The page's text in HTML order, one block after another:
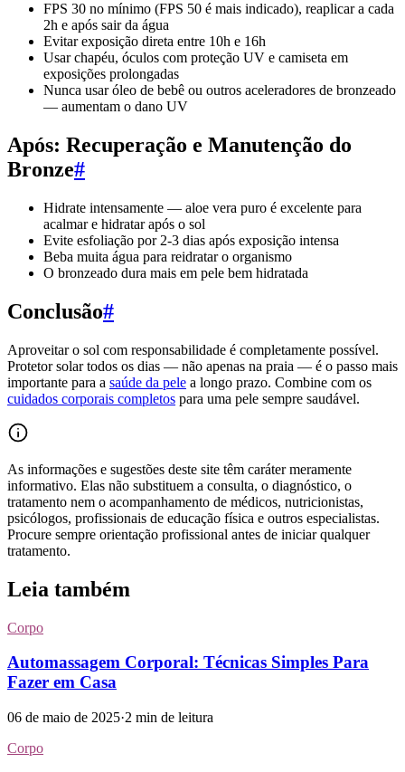
FPS 30 no mínimo (FPS 50 é mais indicado), reaplicar a cada
2h e após sair da água
Evitar exposição direta entre 10h e 16h
Usar chapéu, óculos com proteção UV e camiseta em
exposições prolongadas
Nunca usar óleo de bebê ou outros aceleradores de bronzeado
— aumentam o dano UV
Após: Recuperação e Manutenção do
Bronze#
Hidrate intensamente — aloe vera puro é excelente para
acalmar e hidratar após o sol
Evite esfoliação por 2-3 dias após exposição intensa
Beba muita água para reidratar o organismo
O bronzeado dura mais em pele bem hidratada
Conclusão#
Aproveitar o sol com responsabilidade é completamente possível.
Protetor solar todos os dias — não apenas na praia — é o passo mais
importante para a saúde da pele a longo prazo. Combine com os
cuidados corporais completos para uma pele sempre saudável.
As informações e sugestões deste site têm caráter meramente
informativo. Elas não substituem a consulta, o diagnóstico, o
tratamento nem o acompanhamento de médicos, nutricionistas,
psicólogos, profissionais de educação física e outros especialistas.
Procure sempre orientação profissional antes de iniciar qualquer
tratamento.
Leia também
Corpo
Automassagem Corporal: Técnicas Simples Para
Fazer em Casa
06 de maio de 2025·2 min de leitura
Corpo